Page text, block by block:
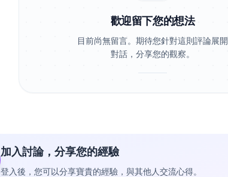
歡迎留下您的想法
目前尚無留言。期待您針對這則評論展開
對話，分享您的觀察。
加入討論，分享您的經驗
登入後，您可以分享寶貴的經驗，與其他人交流心得。